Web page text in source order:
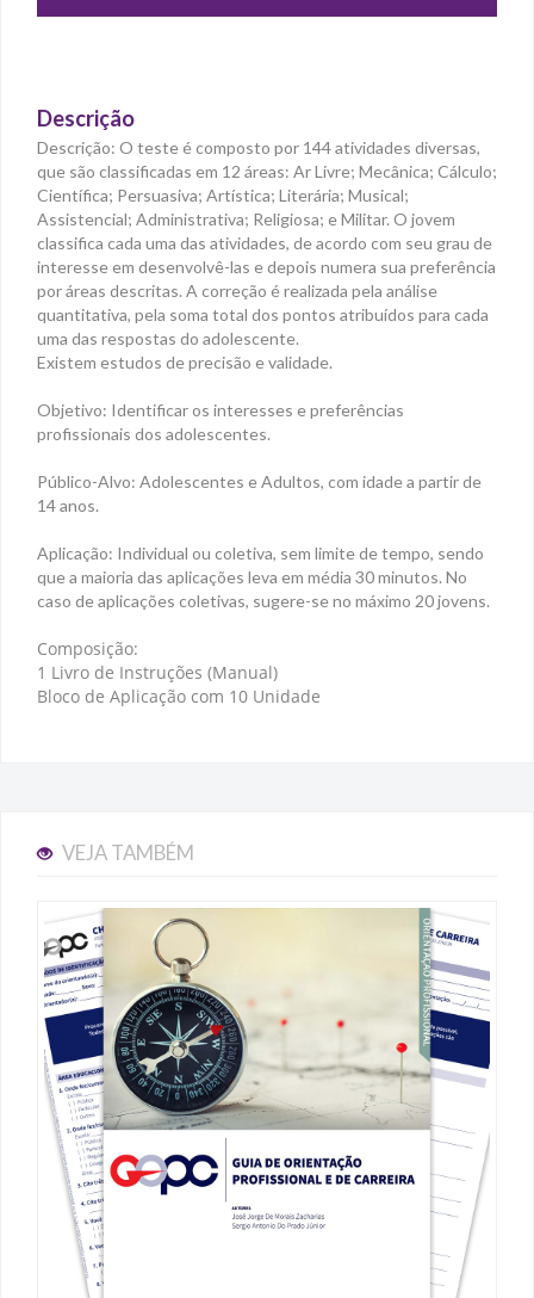
Descrição
Descrição: O teste é composto por 144 atividades diversas,
que são classificadas em 12 áreas: Ar Livre; Mecânica; Cálculo;
Científica; Persuasiva; Artística; Literária; Musical;
Assistencial; Administrativa; Religiosa; e Militar. O jovem
classifica cada uma das atividades, de acordo com seu grau de
interesse em desenvolvê-las e depois numera sua preferência
por áreas descritas. A correção é realizada pela análise
quantitativa, pela soma total dos pontos atribuídos para cada
uma das respostas do adolescente.
Existem estudos de precisão e validade.
Objetivo: Identificar os interesses e preferências
profissionais dos adolescentes.
Público-Alvo: Adolescentes e Adultos, com idade a partir de
14 anos.
Aplicação: Individual ou coletiva, sem limite de tempo, sendo
que a maioria das aplicações leva em média 30 minutos. No
caso de aplicações coletivas, sugere-se no máximo 20 jovens.
Composição:
1 Livro de Instruções (Manual)
Bloco de Aplicação com 10 Unidade
VEJA TAMBÉM